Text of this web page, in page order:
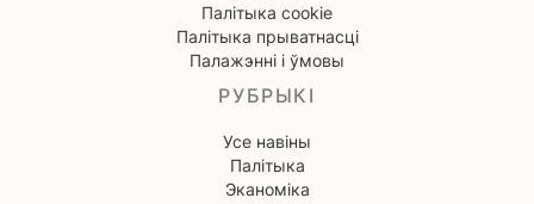
Палітыка cookie
Палітыка прыватнасці
Палажэнні і ўмовы
РУБРЫКІ
Усе навіны
Палітыка
Эканоміка